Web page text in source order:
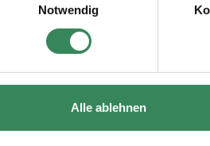
Impressum
Datenschutz
Notwendig
Alle ablehnen
violett 30x42cm